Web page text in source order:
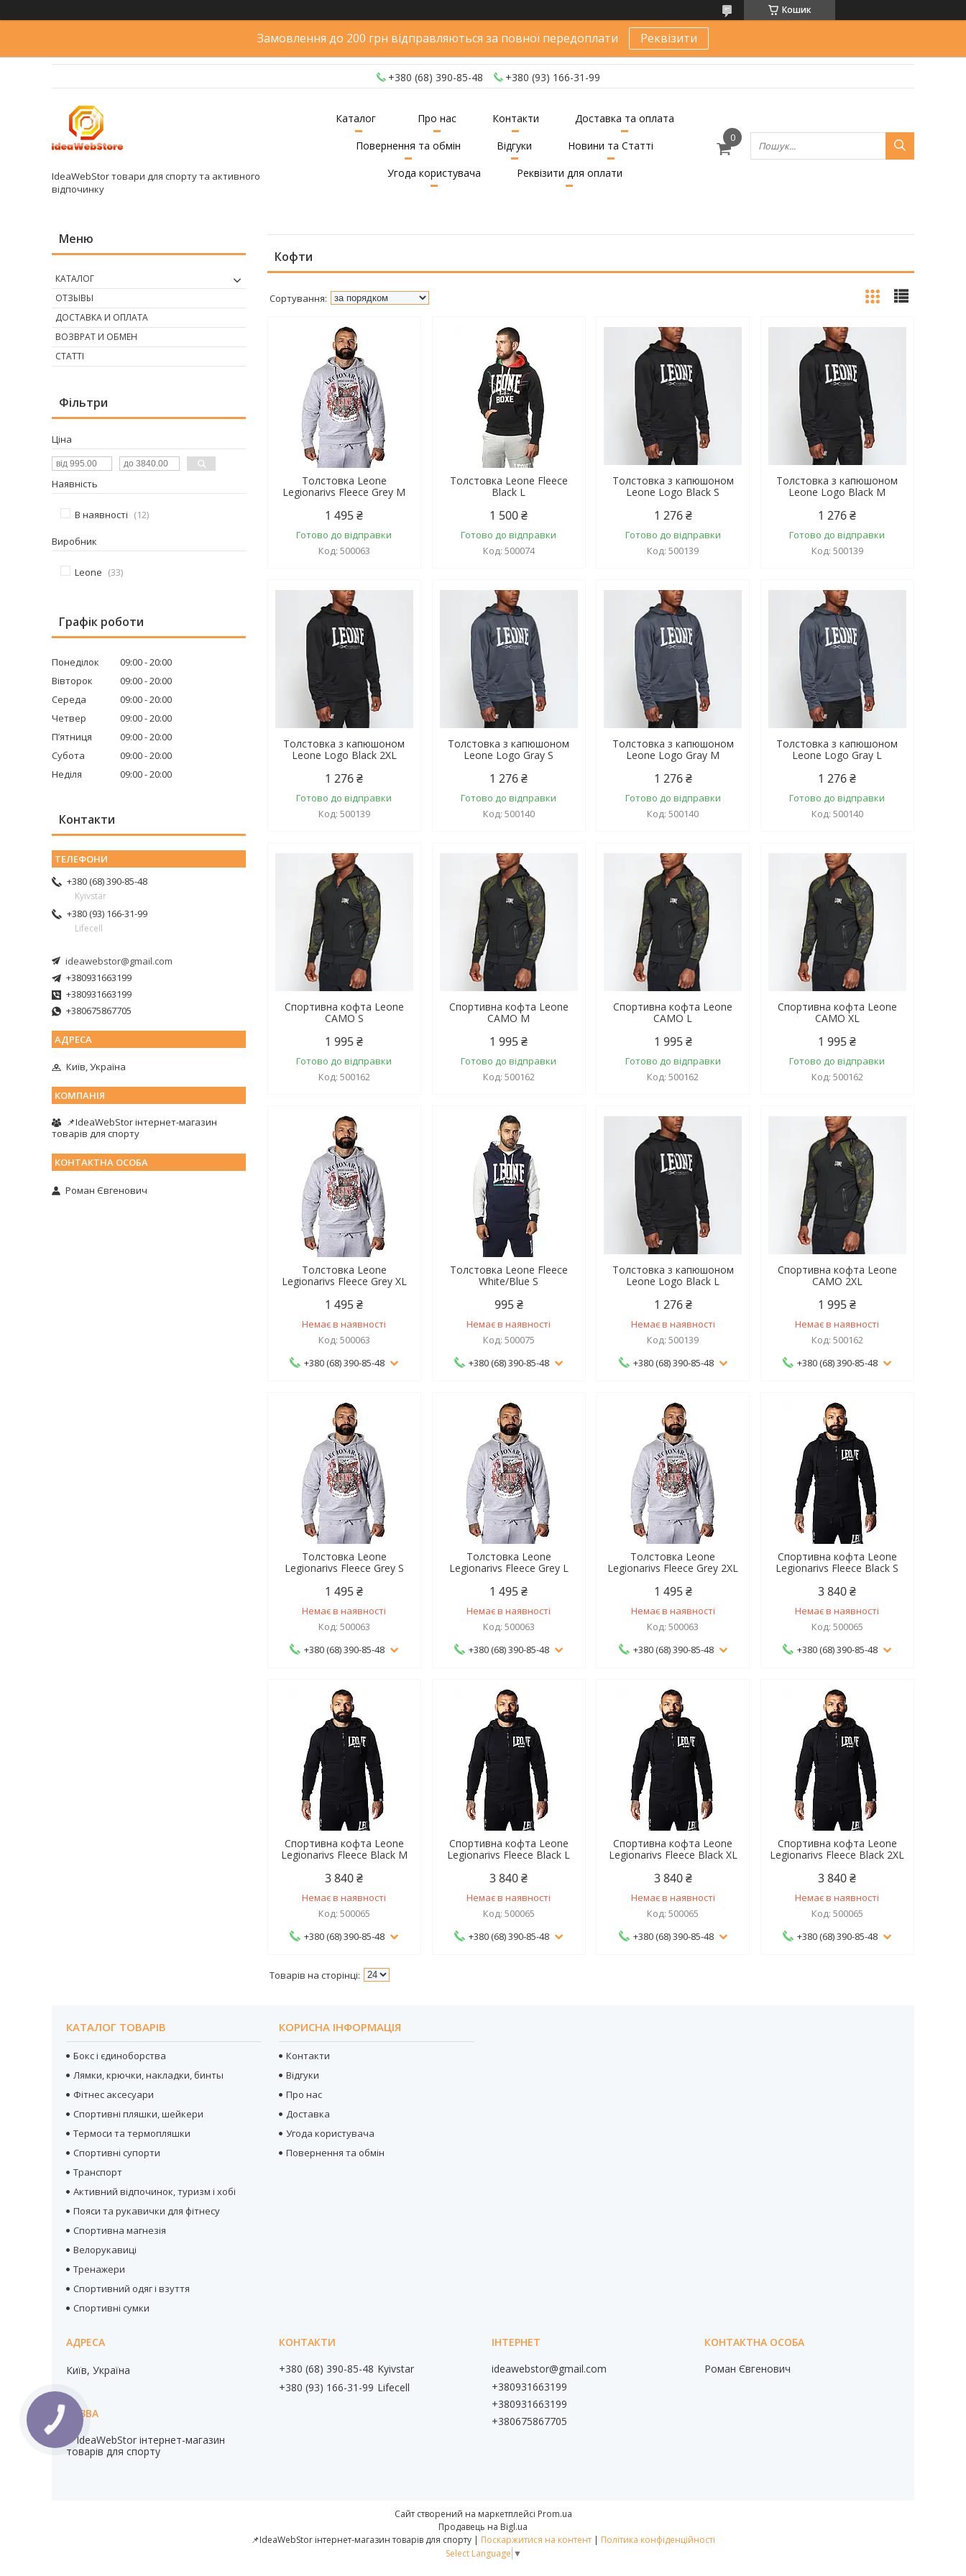
Кошик
Замовлення до 200 грн відправляються за повної передоплати Реквізити
+380 (68) 390-85-48 +380 (93) 166-31-99
IdeaWebStor товари для спорту та активного
відпочинку
Каталог Про нас Контакти
Доставка та оплата
Повернення та обмін
Відгуки
Новини та Статті
Угода користувача
Реквізити для оплати
Кофти
Толстовка Leone
Legionarivs Fleece Grey M
1 495 ₴
Готово до відправки
500063
Толстовка Leone Fleece
Black L
1 500 ₴
Готово до відправки
500074
Толстовка з капюшоном
Leone Logo Black S
1 276 ₴
Готово до відправки
500139
Толстовка з капюшоном
Leone Logo Black M
1 276 ₴
Готово до відправки
500139
Толстовка з капюшоном
Leone Logo Black 2XL
1 276 ₴
Готово до відправки
500139
Толстовка з капюшоном
Leone Logo Gray S
1 276 ₴
Готово до відправки
500140
Толстовка з капюшоном
Leone Logo Gray M
1 276 ₴
Готово до відправки
500140
Толстовка з капюшоном
Leone Logo Gray L
1 276 ₴
Готово до відправки
500140
Спортивна кофта Leone
CAMO S
1 995 ₴
Готово до відправки
500162
Спортивна кофта Leone
CAMO M
1 995 ₴
Готово до відправки
500162
Спортивна кофта Leone
CAMO L
1 995 ₴
Готово до відправки
500162
Спортивна кофта Leone
CAMO XL
1 995 ₴
Готово до відправки
500162
Толстовка Leone
Legionarivs Fleece Grey XL
1 495 ₴
Немає в наявності
500063
+380 (68) 390-85-48
Толстовка Leone Fleece
White/Blue S
995 ₴
Немає в наявності
500075
+380 (68) 390-85-48
Толстовка з капюшоном
Leone Logo Black L
1 276 ₴
Немає в наявності
500139
+380 (68) 390-85-48
Спортивна кофта Leone
CAMO 2XL
1 995 ₴
Немає в наявності
500162
+380 (68) 390-85-48
Толстовка Leone
Legionarivs Fleece Grey S
1 495 ₴
Немає в наявності
500063
+380 (68) 390-85-48
Толстовка Leone
Legionarivs Fleece Grey L
1 495 ₴
Немає в наявності
500063
+380 (68) 390-85-48
Толстовка Leone
Legionarivs Fleece Grey 2XL
1 495 ₴
Немає в наявності
500063
+380 (68) 390-85-48
Спортивна кофта Leone
Legionarivs Fleece Black S
3 840 ₴
Немає в наявності
500065
+380 (68) 390-85-48
Спортивна кофта Leone
Legionarivs Fleece Black M
3 840 ₴
Немає в наявності
500065
+380 (68) 390-85-48
Спортивна кофта Leone
Legionarivs Fleece Black L
3 840 ₴
Немає в наявності
500065
+380 (68) 390-85-48
Спортивна кофта Leone
Legionarivs Fleece Black XL
3 840 ₴
Немає в наявності
500065
+380 (68) 390-85-48
Спортивна кофта Leone
Legionarivs Fleece Black 2XL
3 840 ₴
Немає в наявності
500065
+380 (68) 390-85-48
КАТАЛОГ
ОТЗЫВЫ
ДОСТАВКА И ОПЛАТА
ВОЗВРАТ И ОБМЕН
СТАТТІ
Фільтри
Ціна
Наявність
В наявності 12
Виробник
Leone 33
Графік роботи
Понеділок 09:00 20:00
Вівторок
09:00 20:00
Середа
09:00 20:00
Четвер
09:00 20:00
Пʼятниця
09:00 20:00
Субота
09:00 20:00
Неділя
09:00 20:00
Контакти
+380 (68) 390-85-48
Kyivstar
+380 (93) 166-31-99
Lifecell
ideawebstor@gmail.com
+380931663199
+380931663199
+380675867705
Київ, Україна
📌IdeaWebStor інтернет-магазин
товарів для спорту
Роман Євгенович
КАТАЛОГ ТОВАРІВ
Бокс і єдиноборства
Лямки, крючки, накладки, бинты
Фітнес аксесуари
Спортивні пляшки, шейкери
Термоси та термопляшки
Спортивні супорти
Транспорт
Активний відпочинок, туризм і хобі
Пояси та рукавички для фітнесу
Спортивна магнезія
Велорукавиці
Тренажери
Спортивний одяг і взуття
Спортивні сумки
КОРИСНА ІНФОРМАЦІЯ
Контакти
Відгуки
Про нас
Доставка
Угода користувача
Повернення та обмін
Київ, Україна
📌IdeaWebStor інтернет-магазин
товарів для спорту
+380 (68) 390-85-48 Kyivstar
+380 (93) 166-31-99 Lifecell
ideawebstor@gmail.com
+380931663199
+380931663199
+380675867705
Роман Євгенович
Сайт створений на маркетплейсі Prom.ua
Продавець на Bigl.ua
📌IdeaWebStor інтернет-магазин товарів для спорту | Поскаржитися на контент | Політика конфіденційності
Select Language ▼